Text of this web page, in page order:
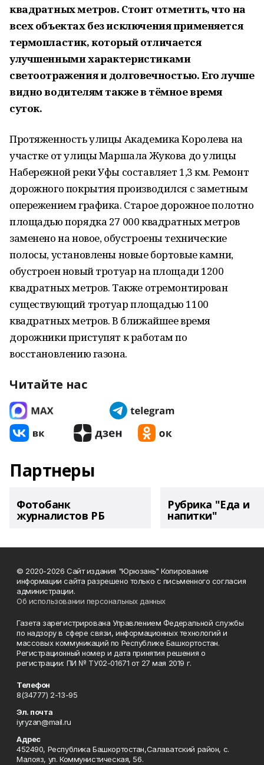
квадратных метров. Стоит отметить, что на
всех объектах без исключения применяется
термопластик, который отличается
улучшенными характеристиками
светоотражения и долговечностью. Его лучше
видно водителям также в тёмное время
суток.
Протяженность улицы Академика Королева на
участке от улицы Маршала Жукова до улицы
Набережной реки Уфы составляет 1,3 км. Ремонт
дорожного покрытия производился с заметным
опережением графика. Старое дорожное полотно
площадью порядка 27 000 квадратных метров
заменено на новое, обустроены технические
полосы, установлены новые бортовые камни,
обустроен новый тротуар на площади 1200
квадратных метров. Также отремонтирован
существующий тротуар площадью 1100
квадратных метров. В ближайшее время
дорожники приступят к работам по
восстановлению газона.
Читайте нас
Партнеры
Фотобанк
журналистов РБ
Рубрика "Еда и
напитки"
© 2020-2026 Сайт издания "Юрюзань" Копирование
информации сайта разрешено только с письменного согласия
администрации.
Об использовании персональных данных
Газета зарегистрирована Управлением Федеральной службы
по надзору в сфере связи, информационных технологий и
массовых коммуникаций по Республике Башкортостан.
Регистрационный номер и дата принятия решения о
регистрации: ПИ № ТУ02-01671 от 27 мая 2019 г.
Телефон
8(34777) 2-13-95
Эл. почта
iyryzan@mail.ru
Адрес
452490, Республика Башкортостан,Салаватский район, с.
Малояз, ул. Коммунистическая, 56.